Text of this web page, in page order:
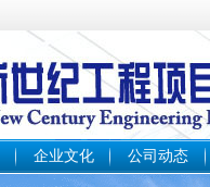
企业文化 公司动态